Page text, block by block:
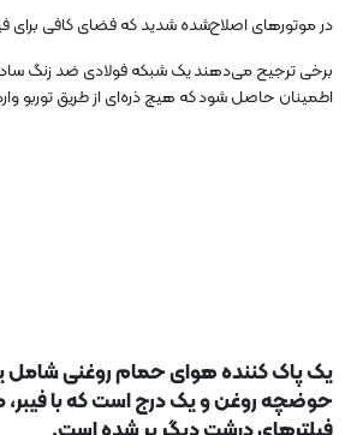
در موتورهای اصلاح‌شده شدید که فضای کافی برای
برخی ترجیح می‌دهند یک شبکه فولادی ضد زنگ
اطمینان حاصل شود که هیچ ذره‌ای از طریق توربو
یک پاک کننده هوای حمام روغنی
حوضچه روغن و یک درج است که با فیبر،